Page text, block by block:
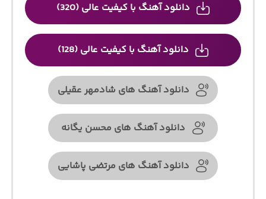
دانلود آهنگ با کیفیت عالی (320)
دانلود آهنگ با کیفیت عالی (128)
دانلود آهنگ های شادمهر عقیلی
دانلود آهنگ های محسن یگانه
دانلود آهنگ های مرتضی پاشایی